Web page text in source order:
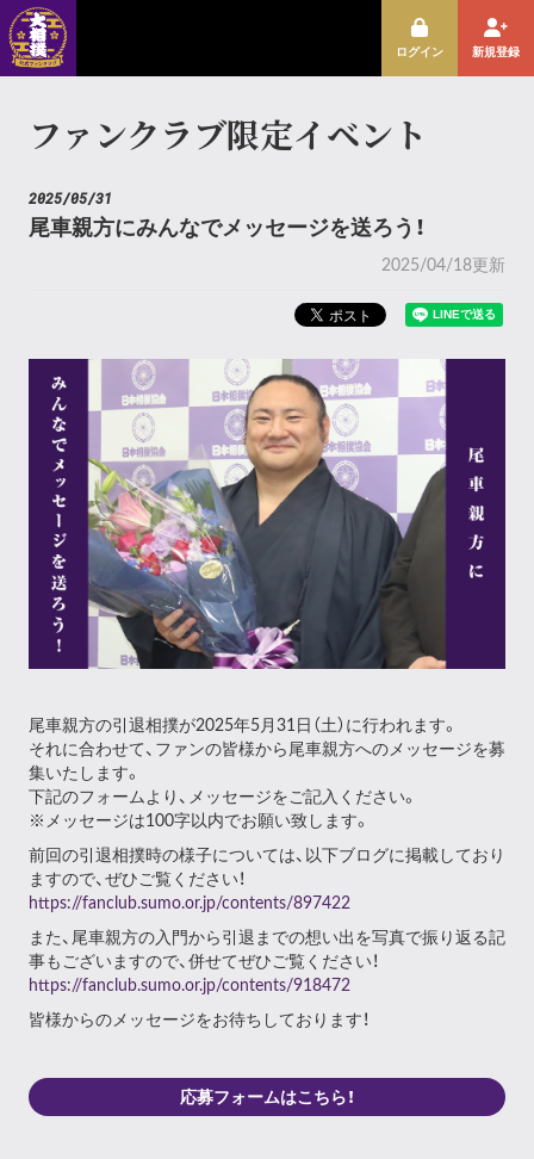
ログイン 新規登録
ファンクラブ限定イベント
2025/05/31
尾車親方にみんなでメッセージを送ろう！
2025/04/18更新
尾車親方の引退相撲が2025年5月31日（土）に行われます。
それに合わせて、ファンの皆様から尾車親方へのメッセージを募
集いたします。
下記のフォームより、メッセージをご記入ください。
※メッセージは100字以内でお願い致します。
前回の引退相撲時の様子については、以下ブログに掲載しており
ますので、ぜひご覧ください！
https://fanclub.sumo.or.jp/contents/897422
また、尾車親方の入門から引退までの想い出を写真で振り返る記
事もございますので、併せてぜひご覧ください！
https://fanclub.sumo.or.jp/contents/918472
皆様からのメッセージをお待ちしております！
応募フォームはこちら！